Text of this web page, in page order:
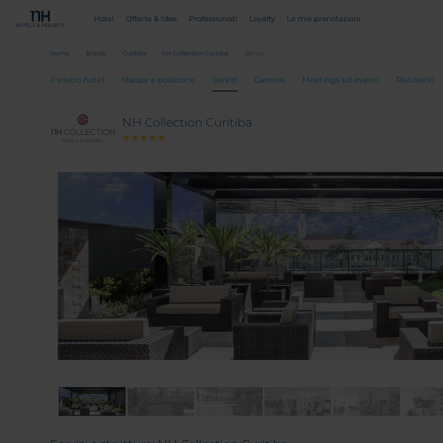
Hotel Offerte & Idee Professionisti Loyalty Le mie prenotazioni
Home Brasile Curitiba NH Collection Curitiba Servizi
Il vostro hotel Mappe e posizione Servizi Camere Meetings ed eventi Ristoranti
NH Collection Curitiba